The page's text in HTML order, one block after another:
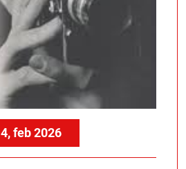
4, feb 2026